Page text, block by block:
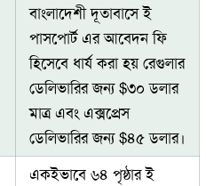
বাংলাদেশী দূতাবাসে ই
পাসপোর্ট এর আবেদন ফি
হিসেবে ধার্য করা হয় রেগুলার
ডেলিভারির জন্য $৩০ ডলার
মাত্র এবং এক্সপ্রেস
ডেলিভারির জন্য $৪৫ ডলার।
একইভাবে ৬৪ পৃষ্ঠার ই